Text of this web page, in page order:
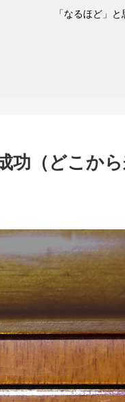
「なるほど」
功（どこか